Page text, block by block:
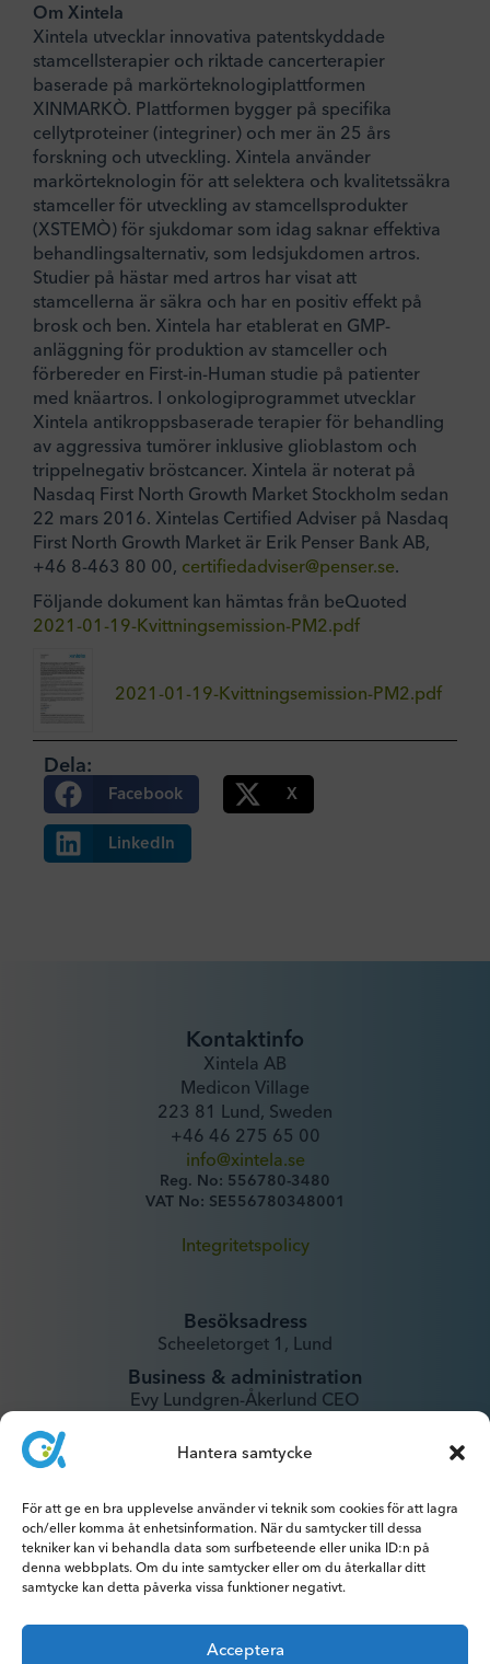
Hantera samtycke
För att ge en bra upplevelse använder vi teknik som cookies för att lagra
och/eller komma åt enhetsinformation. När du samtycker till dessa
tekniker kan vi behandla data som surfbeteende eller unika ID:n på
denna webbplats. Om du inte samtycker eller om du återkallar ditt
samtycke kan detta påverka vissa funktioner negativt.
Acceptera
Om Xintela
Xintela utvecklar innovativa patentskyddade
stamcellsterapier och riktade cancerterapier
baserade på markörteknologiplattformen
XINMARKÒ. Plattformen bygger på specifika
cellytproteiner (integriner) och mer än 25 års
forskning och utveckling. Xintela använder
markörteknologin för att selektera och kvalitetssäkra
stamceller för utveckling av stamcellsprodukter
(XSTEMÒ) för sjukdomar som idag saknar effektiva
behandlingsalternativ, som ledsjukdomen artros.
Studier på hästar med artros har visat att
stamcellerna är säkra och har en positiv effekt på
brosk och ben. Xintela har etablerat en GMP-
anläggning för produktion av stamceller och
förbereder en First-in-Human studie på patienter
med knäartros. I onkologiprogrammet utvecklar
Xintela antikroppsbaserade terapier för behandling
av aggressiva tumörer inklusive glioblastom och
trippelnegativ bröstcancer. Xintela är noterat på
Nasdaq First North Growth Market Stockholm sedan
22 mars 2016. Xintelas Certified Adviser på Nasdaq
First North Growth Market är Erik Penser Bank AB,
+46 8-463 80 00, certifiedadviser@penser.se.
Följande dokument kan hämtas från beQuoted
2021-01-19-Kvittningsemission-PM2.pdf
2021-01-19-Kvittningsemission-PM2.pdf
Dela:
Facebook X
LinkedIn
Kontaktinfo
Xintela AB
Medicon Village
223 81 Lund, Sweden
+46 46 275 65 00
info@xintela.se
Reg. No: 556780-3480
VAT No: SE556780348001
Integritetspolicy
Besöksadress
Scheeletorget 1, Lund
Business & administration
Evy Lundgren-Åkerlund CEO
ir@xintela.se
Prenumerera på pressmeddelanden,